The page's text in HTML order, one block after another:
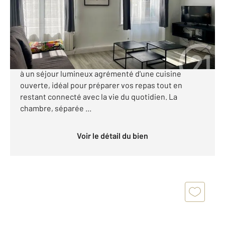
Appartement T2 à vendre
212 000 €
Appartement de 53m² à Rouen, Place Cauchoise En
franchissant le vestibule, vous accédez directement
à un séjour lumineux agrémenté d'une cuisine
ouverte, idéal pour préparer vos repas tout en
restant connecté avec la vie du quotidien. La
chambre, séparée ...
Voir le détail du bien